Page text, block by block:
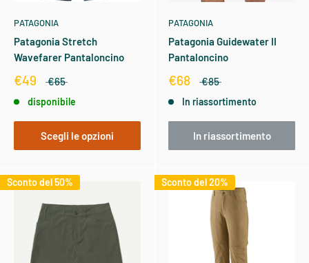
PATAGONIA
Patagonia Stretch
Wavefarer Pantaloncino
€49 €65
disponibile
Scegli le opzioni
PATAGONIA
Patagonia Guidewater II
Pantaloncino
€68 €85
In riassortimento
In riassortimento
Sconto del 50% Sconto del 20%